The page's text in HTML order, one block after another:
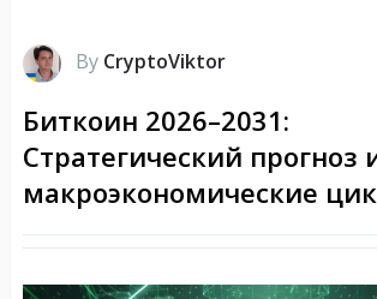
By CryptoViktor
Биткоин 2026–2031:
Стратегический прогноз
макроэкономические